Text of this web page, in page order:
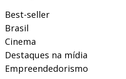
Best-seller
Brasil
Cinema
Destaques na mídia
Empreendedorismo